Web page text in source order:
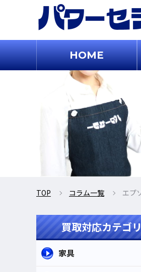
HOME
TOP コラム一覧 エプ
買取対応カテゴ
家具